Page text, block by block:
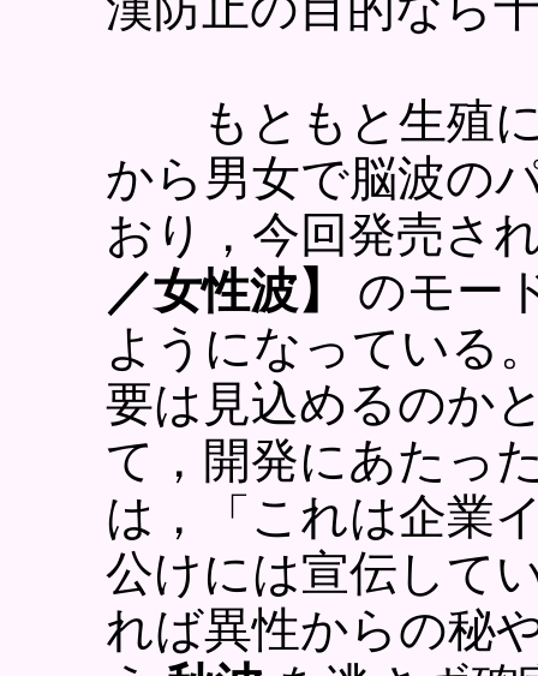
もともと生殖に
から男女で脳波の
おり，今回発売さ
／女性波】
のモー
ようになっている
要は見込めるのか
て，開発にあたっ
は，「これは企業
公けには宣伝して
れば異性からの秘